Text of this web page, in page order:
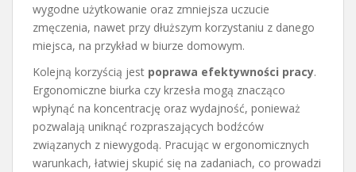
wygodne użytkowanie oraz zmniejsza uczucie
zmęczenia, nawet przy dłuższym korzystaniu z danego
miejsca, na przykład w biurze domowym.
Kolejną korzyścią jest poprawa efektywności pracy.
Ergonomiczne biurka czy krzesła mogą znacząco
wpłynąć na koncentrację oraz wydajność, ponieważ
pozwalają uniknąć rozpraszających bodźców
związanych z niewygodą. Pracując w ergonomicznych
warunkach, łatwiej skupić się na zadaniach, co prowadzi